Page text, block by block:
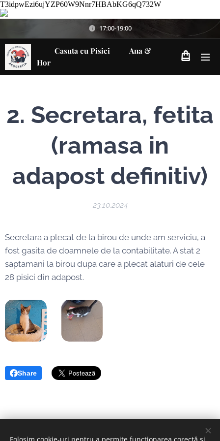
T3idpwEzi6ujYZP60W9Nnr7HBAbKG6qQ732W
17:00-19:00
Casuta cu Pisici Ana &
Hor
2. Secretara, fetita
(ramasa in
adapost definitiv)
23.10.2024
Secretara a plecat de la birou de unde am serviciu, a
fost gasita de doamnele de la contabilitate. A stat 2
saptamani la birou dupa care a plecat alaturi de cele
28 pisici din adapost.
Share